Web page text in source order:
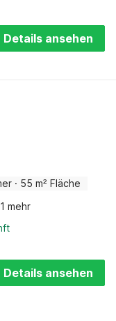
Details ansehen
· 55 m² Fläche
mehr
Details ansehen